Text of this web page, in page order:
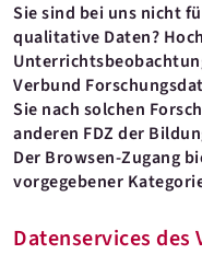
Sie sind bei uns nicht
qualitative Daten?
Verbund
Sie nach solchen
anderen FDZ der
Der Browsen-Zugang
vorgegebener
Datenservices des